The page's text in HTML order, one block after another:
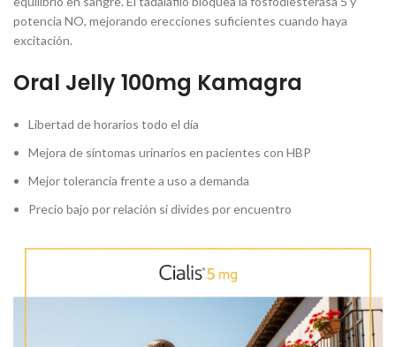
potencia NO, mejorando erecciones suficientes cuando haya
excitación.
Oral Jelly 100mg Kamagra
Libertad de horarios todo el día
Mejora de síntomas urinarios en pacientes con HBP
Mejor tolerancia frente a uso a demanda
Precio bajo por relación si divides por encuentro